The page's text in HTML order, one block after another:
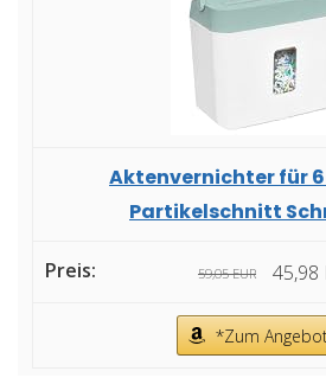
Aktenvernichter für
Partikelschnitt
59,05 EUR 45,98
*Zum